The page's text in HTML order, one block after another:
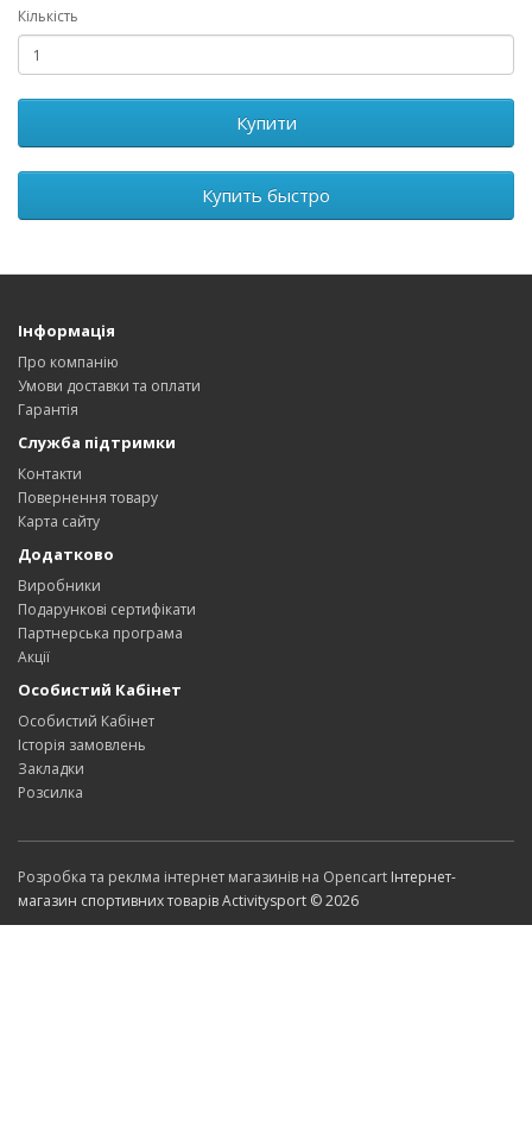
Кількість
Купити
Купить быстро
Інформація
Про компанію
Умови доставки та оплати
Гарантія
Служба підтримки
Контакти
Повернення товару
Карта сайту
Додатково
Виробники
Подарункові сертифікати
Партнерська програма
Акції
Особистий Кабінет
Особистий Кабінет
Історія замовлень
Закладки
Розсилка
Розробка та реклма інтернет магазинів на Opencart Інтернет-
магазин спортивних товарів Activitysport © 2026